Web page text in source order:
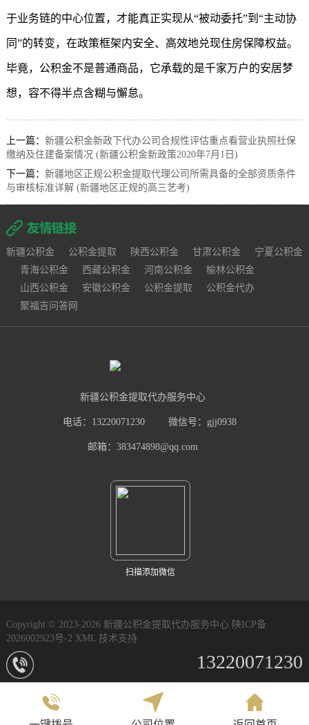
于业务链的中心位置，才能真正实现从“被动委托”到“主动协
同”的转变，在政策框架内安全、高效地兑现住房保障权益。
毕竟，公积金不是普通商品，它承载的是千家万户的安居梦
想，容不得半点含糊与懈怠。
上一篇： 新疆公积金新政下代办公司合规性评估重点看营业执照社保
缴纳及住建备案情况 (新疆公积金新政策2020年7月1日)
下一篇： 新疆地区正规公积金提取代理公司所需具备的全部资质条件
与审核标准详解 (新疆地区正规的高三艺考)
新疆公积金 公积金提取 陕西公积金 甘肃公积金
宁夏公积金
青海公积金
西藏公积金 河南公积金
榆林公积金
山西公积金
安徽公积金 公积金提取
公积金代办
聚福吉问答网
新疆公积金提取代办服务中心
电话：13220071230 微信号：gjj0938
邮箱：383474898@qq.com
扫描添加微信
Copyright © 2023-2026 新疆公积金提取代办服务中心 陕ICP备
2026002923号-2 XML 技术支持
13220071230